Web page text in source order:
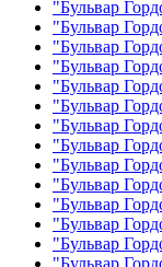
"Бульвар
"Бульвар
"Бульвар
"Бульвар
"Бульвар
"Бульвар
"Бульвар
"Бульвар
"Бульвар
"Бульвар
"Бульвар
"Бульвар
"Бульвар
"Бульвар